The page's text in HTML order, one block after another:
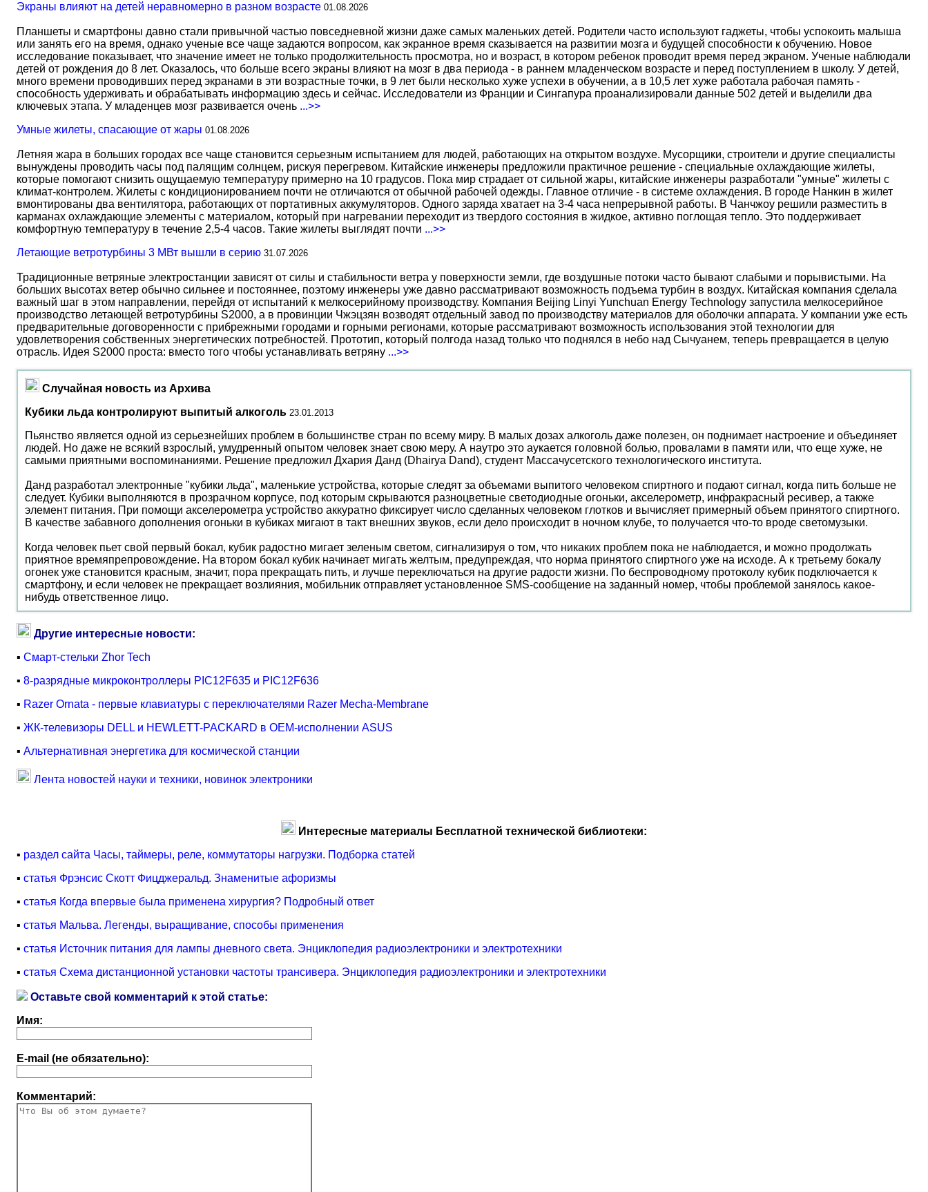
Экраны влияют на детей неравномерно в разном возрасте 01.08.2026
Планшеты и смартфоны давно стали привычной частью повседневной жизни даже самых маленьких детей. Родители часто используют гаджеты, чтобы успокоить малыша
или занять его на время, однако ученые все чаще задаются вопросом, как экранное время сказывается на развитии мозга и будущей способности к обучению. Новое
исследование показывает, что значение имеет не только продолжительность просмотра, но и возраст, в котором ребенок проводит время перед экраном. Ученые наблюдали
детей от рождения до 8 лет. Оказалось, что больше всего экраны влияют на мозг в два периода - в раннем младенческом возрасте и перед поступлением в школу. У детей,
много времени проводивших перед экранами в эти возрастные точки, в 9 лет были несколько хуже успехи в обучении, а в 10,5 лет хуже работала рабочая память -
способность удерживать и обрабатывать информацию здесь и сейчас. Исследователи из Франции и Сингапура проанализировали данные 502 детей и выделили два
ключевых этапа. У младенцев мозг развивается очень ...>>
Умные жилеты, спасающие от жары 01.08.2026
Летняя жара в больших городах все чаще становится серьезным испытанием для людей, работающих на открытом воздухе. Мусорщики, строители и другие специалисты
вынуждены проводить часы под палящим солнцем, рискуя перегревом. Китайские инженеры предложили практичное решение - специальные охлаждающие жилеты,
которые помогают снизить ощущаемую температуру примерно на 10 градусов. Пока мир страдает от сильной жары, китайские инженеры разработали "умные" жилеты с
климат-контролем. Жилеты с кондиционированием почти не отличаются от обычной рабочей одежды. Главное отличие - в системе охлаждения. В городе Нанкин в жилет
вмонтированы два вентилятора, работающих от портативных аккумуляторов. Одного заряда хватает на 3-4 часа непрерывной работы. В Чанчжоу решили разместить в
карманах охлаждающие элементы с материалом, который при нагревании переходит из твердого состояния в жидкое, активно поглощая тепло. Это поддерживает
комфортную температуру в течение 2,5-4 часов. Такие жилеты выглядят почти ...>>
Летающие ветротурбины 3 МВт вышли в серию 31.07.2026
Традиционные ветряные электростанции зависят от силы и стабильности ветра у поверхности земли, где воздушные потоки часто бывают слабыми и порывистыми. На
больших высотах ветер обычно сильнее и постояннее, поэтому инженеры уже давно рассматривают возможность подъема турбин в воздух. Китайская компания сделала
важный шаг в этом направлении, перейдя от испытаний к мелкосерийному производству. Компания Beijing Linyi Yunchuan Energy Technology запустила мелкосерийное
производство летающей ветротурбины S2000, а в провинции Чжэцзян возводят отдельный завод по производству материалов для оболочки аппарата. У компании уже есть
предварительные договоренности с прибрежными городами и горными регионами, которые рассматривают возможность использования этой технологии для
удовлетворения собственных энергетических потребностей. Прототип, который полгода назад только что поднялся в небо над Сычуанем, теперь превращается в целую
отрасль. Идея S2000 проста: вместо того чтобы устанавливать ветряну ...>>
Случайная новость из Архива
Кубики льда контролируют выпитый алкоголь 23.01.2013
Пьянство является одной из серьезнейших проблем в большинстве стран по всему миру. В малых дозах алкоголь даже полезен, он поднимает настроение и объединяет
людей. Но даже не всякий взрослый, умудренный опытом человек знает свою меру. А наутро это аукается головной болью, провалами в памяти или, что еще хуже, не
самыми приятными воспоминаниями. Решение предложил Дхария Данд (Dhairya Dand), студент Массачусетского технологического института.
Данд разработал электронные "кубики льда", маленькие устройства, которые следят за объемами выпитого человеком спиртного и подают сигнал, когда пить больше не
следует. Кубики выполняются в прозрачном корпусе, под которым скрываются разноцветные светодиодные огоньки, акселерометр, инфракрасный ресивер, а также
элемент питания. При помощи акселерометра устройство аккуратно фиксирует число сделанных человеком глотков и вычисляет примерный объем принятого спиртного.
В качестве забавного дополнения огоньки в кубиках мигают в такт внешних звуков, если дело происходит в ночном клубе, то получается что-то вроде светомузыки.
Когда человек пьет свой первый бокал, кубик радостно мигает зеленым светом, сигнализируя о том, что никаких проблем пока не наблюдается, и можно продолжать
приятное времяпрепровождение. На втором бокал кубик начинает мигать желтым, предупреждая, что норма принятого спиртного уже на исходе. А к третьему бокалу
огонек уже становится красным, значит, пора прекращать пить, и лучше переключаться на другие радости жизни. По беспроводному протоколу кубик подключается к
смартфону, и если человек не прекращает возлияния, мобильник отправляет установленное SMS-сообщение на заданный номер, чтобы проблемой занялось какое-
нибудь ответственное лицо.
Другие интересные новости:
▪ Смарт-стельки Zhor Tech
▪ 8-разрядные микроконтроллеры PIC12F635 и PIC12F636
▪ Razer Ornata - первые клавиатуры с переключателями Razer Mecha-Membrane
▪ ЖК-телевизоры DELL и HEWLETT-PACKARD в OEM-исполнении ASUS
▪ Альтернативная энергетика для космической станции
Лента новостей науки и техники, новинок электроники
Интересные материалы Бесплатной технической библиотеки:
▪ раздел сайта Часы, таймеры, реле, коммутаторы нагрузки. Подборка статей
▪ статья Фрэнсис Скотт Фицджеральд. Знаменитые афоризмы
▪ статья Когда впервые была применена хирургия? Подробный ответ
▪ статья Мальва. Легенды, выращивание, способы применения
▪ статья Источник питания для лампы дневного света. Энциклопедия радиоэлектроники и электротехники
▪ статья Схема дистанционной установки частоты трансивера. Энциклопедия радиоэлектроники и электротехники
Оставьте свой комментарий к этой статье:
Имя:
E-mail (не обязательно):
Комментарий: